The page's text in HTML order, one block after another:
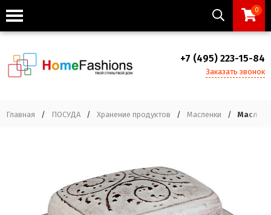
0
+7 (495) 223-15-84
Заказать звонок
Главная / ПОСУДА / Хранение продуктов / Масленки /